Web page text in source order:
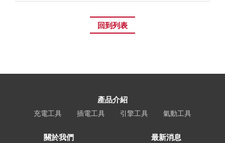
回到列表
產品介紹
充電工具 插電工具 引擎工具 氣動工具
關於我們 最新消息